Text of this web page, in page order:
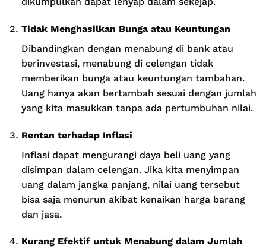
Tidak Menghasilkan Bunga atau Keuntungan
Dibandingkan dengan menabung di bank atau
berinvestasi, menabung di celengan tidak
memberikan bunga atau keuntungan tambahan.
Uang hanya akan bertambah sesuai dengan jumlah
yang kita masukkan tanpa ada pertumbuhan nilai.
Rentan terhadap Inflasi
Inflasi dapat mengurangi daya beli uang yang
disimpan dalam celengan. Jika kita menyimpan
uang dalam jangka panjang, nilai uang tersebut
bisa saja menurun akibat kenaikan harga barang
dan jasa.
Kurang Efektif untuk Menabung dalam Jumlah